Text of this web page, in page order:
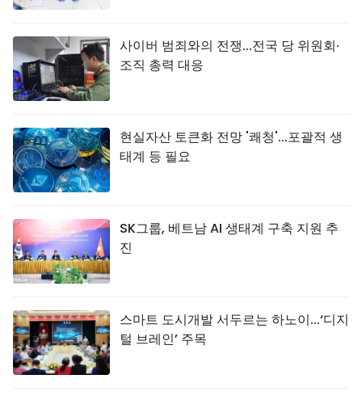
사이버 범죄와의 전쟁...전국 당 위원회·
조직 총력 대응
현실자산 토큰화 전망 '쾌청'...포괄적 생
태계 등 필요
SK그룹, 베트남 AI 생태계 구축 지원 추
진
스마트 도시개발 서두르는 하노이...‘디지
털 브레인’ 주목